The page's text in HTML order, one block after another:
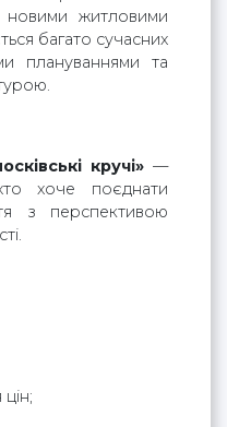
новими житловими
багато сучасних
плануваннями та
кручі» —
хоче поєднати
з перспективою